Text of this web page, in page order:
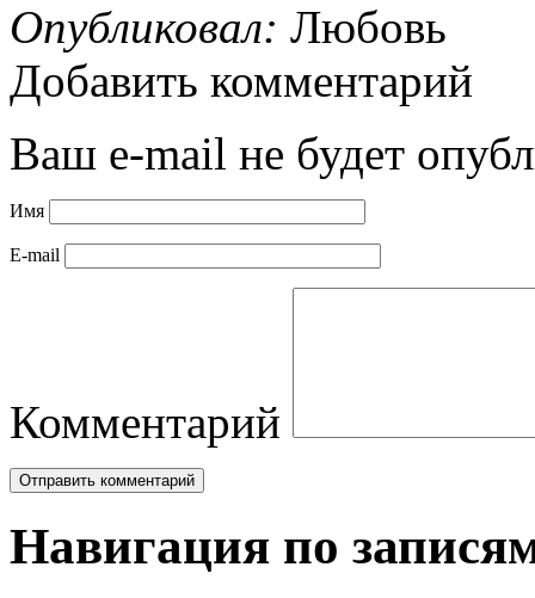
Опубликовал: Любовь
Добавить комментарий
Ваш e-mail не будет
Имя
E-mail
Комментарий
Навигация по